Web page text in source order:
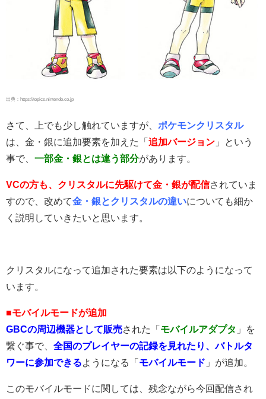
出典：https://topics.nintendo.co.jp
さて、上でも少し触れていますが、 ポケモンクリスタル
は、金・銀に追加要素を加えた「 追加バージョン 」という
事で、 一部金・銀とは違う部分があります。
VCの方も、クリスタルに先駆けて金・銀が配信されていま
すので、改めて金・銀とクリスタルの違いについても細か
く説明していきたいと思います。
クリスタルになって追加された要素は以下のようになって
います。
■モバイルモードが追加
GBCの周辺機器として販売された「 モバイルアダプタ 」を
繋ぐ事で、 全国のプレイヤーの記録を見れたり、バトルタ
ワーに参加できる ようになる「 モバイルモード 」が追加。
このモバイルモードに関しては、残念ながら今回配信され